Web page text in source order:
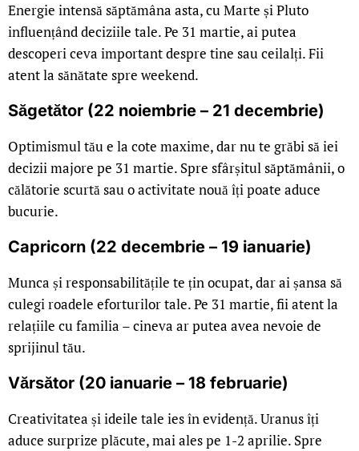
Energie intensă săptămâna asta, cu Marte și Pluto
influențând deciziile tale. Pe 31 martie, ai putea
descoperi ceva important despre tine sau ceilalți. Fii
atent la sănătate spre weekend.
Săgetător (22 noiembrie – 21 decembrie)
Optimismul tău e la cote maxime, dar nu te grăbi să iei
decizii majore pe 31 martie. Spre sfârșitul săptămânii, o
călătorie scurtă sau o activitate nouă îți poate aduce
bucurie.
Capricorn (22 decembrie – 19 ianuarie)
Munca și responsabilitățile te țin ocupat, dar ai șansa să
culegi roadele eforturilor tale. Pe 31 martie, fii atent la
relațiile cu familia – cineva ar putea avea nevoie de
sprijinul tău.
Vărsător (20 ianuarie – 18 februarie)
Creativitatea și ideile tale ies în evidență. Uranus îți
aduce surprize plăcute, mai ales pe 1-2 aprilie. Spre